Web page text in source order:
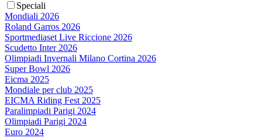
Speciali
Mondiali 2026
Roland Garros 2026
Sportmediaset Live Riccione 2026
Scudetto Inter 2026
Olimpiadi Invernali Milano Cortina 2026
Super Bowl 2026
Eicma 2025
Mondiale per club 2025
EICMA Riding Fest 2025
Paralimpiadi Parigi 2024
Olimpiadi Parigi 2024
Euro 2024